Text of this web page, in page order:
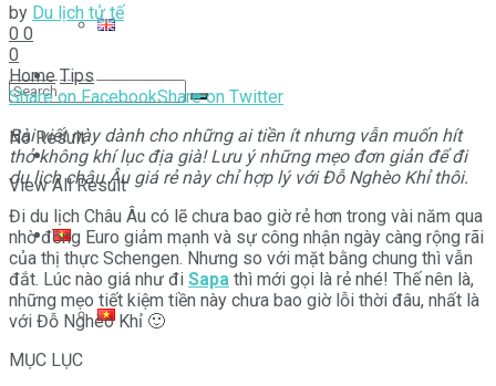
No Result
View All Result
Video
Góc bán tour
by Du lịch tử tế
0 0
0
Home Tips
Share on FacebookShare on Twitter
Bài viết này dành cho những ai tiền ít nhưng vẫn muốn hít
thở không khí lục địa già! Lưu ý những mẹo đơn giản để đi
du lịch châu Âu giá rẻ này chỉ hợp lý với Đỗ Nghèo Khỉ thôi.
Đi du lịch Châu Âu có lẽ chưa bao giờ rẻ hơn trong vài năm qua
nhờ đồng Euro giảm mạnh và sự công nhận ngày càng rộng rãi
của thị thực Schengen. Nhưng so với mặt bằng chung thì vẫn
đắt. Lúc nào giá như đi Sapa thì mới gọi là rẻ nhé! Thế nên là,
những mẹo tiết kiệm tiền này chưa bao giờ lỗi thời đâu, nhất là
với Đỗ Nghèo Khỉ 🙂
MỤC LỤC